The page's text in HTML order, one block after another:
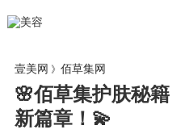
壹美网 》 佰草集网
🌸佰草集护肤秘
新篇章！💫